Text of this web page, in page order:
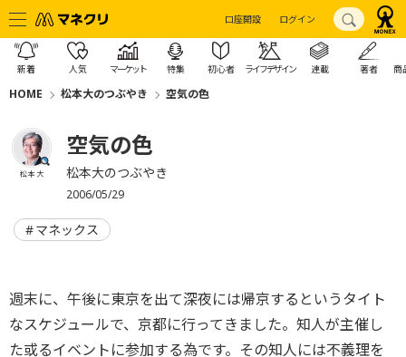
口座開設 ログイン
新着 人気 マーケット 特集 初心者 ライフデザイン 連載 著者 商
HOME 松本大のつぶやき 空気の色
松本 大
空気の色
松本大のつぶやき
2006/05/29
マネックス
週末に、午後に東京を出て深夜には帰京するというタイト
なスケジュールで、京都に行ってきました。知人が主催し
た或るイベントに参加する為です。その知人には不義理を